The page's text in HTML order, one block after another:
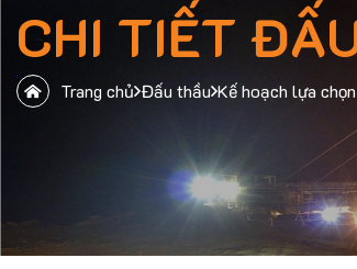
CHI TIẾT
Trang chủ Đấu thầu Kế hoạch lựa